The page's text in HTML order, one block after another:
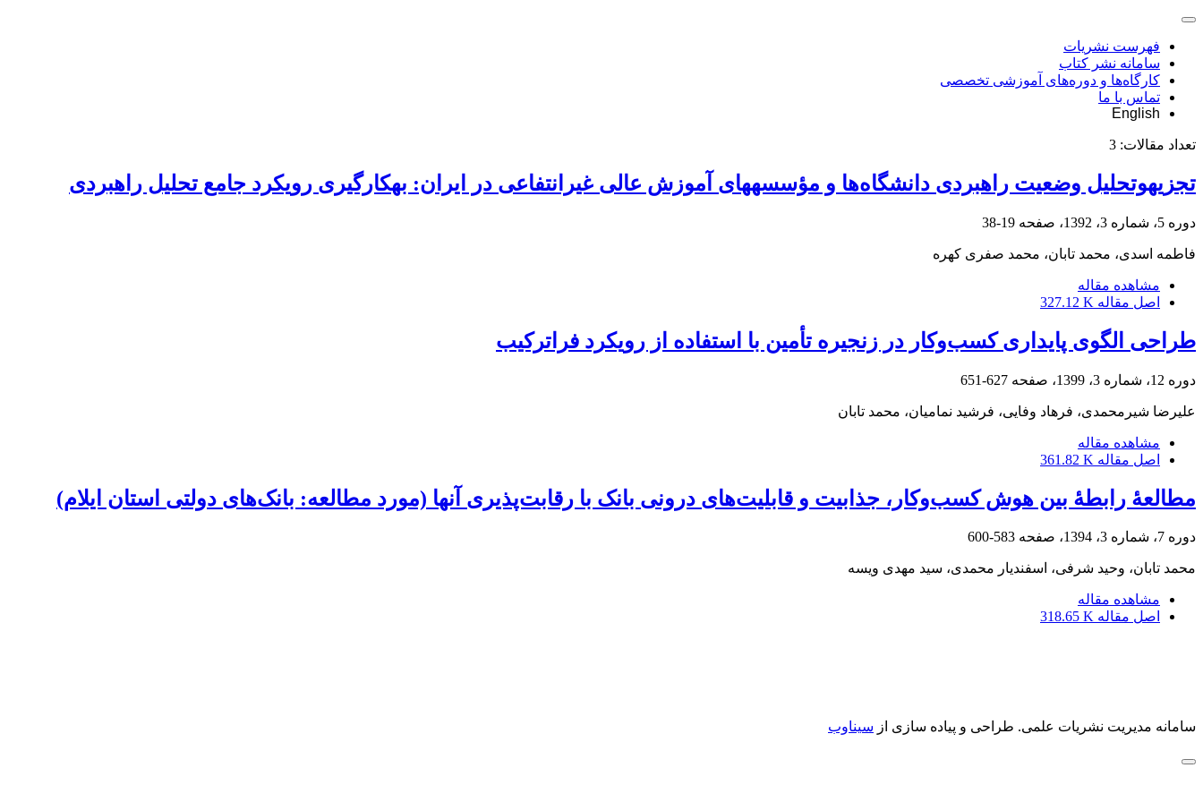
فهرست نشریات
سامانه نشر کتاب
کارگاه‌ها و دوره‌های آموزشی تخصصی
تماس با ما
English
تعداد مقالات: 3
تجزیه‎وتحلیل وضعیت راهبردی دانشگاه‌ها و مؤسسه‎های آموزش عالی غیرانتفاعی در ایران: به‎کارگیری رویکرد جامع تحلیل راهبردی
دوره 5، شماره 3، 1392، صفحه 19-38
فاطمه اسدی، محمد تابان، محمد صفری کهره
مشاهده مقاله
اصل مقاله 327.12 K
طراحی الگوی پایداری کسب‌وکار در زنجیره تأمین با استفاده از رویکرد فراترکیب
دوره 12، شماره 3، 1399، صفحه 627-651
علیرضا شیرمحمدی، فرهاد وفایی، فرشید نمامیان، محمد تابان
مشاهده مقاله
اصل مقاله 361.82 K
مطالعۀ رابطۀ بین هوش کسب‌وکار، جذابیت و قابلیت‌های درونی بانک با رقابت‌پذیری آنها (مورد مطالعه: بانک‌های دولتی استان ایلام)
دوره 7، شماره 3، 1394، صفحه 583-600
محمد تابان، وحید شرفی، اسفندیار محمدی، سید مهدی ویسه
مشاهده مقاله
اصل مقاله 318.65 K
سامانه مدیریت نشریات علمی. طراحی و پیاده سازی از سیناوب